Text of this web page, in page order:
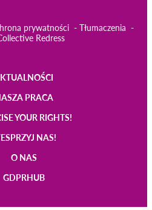
prywatności
Tłumaczenia
Redress
PRACA
YOUR RIGHTS!
NAS!
O NAS
GDPRHUB